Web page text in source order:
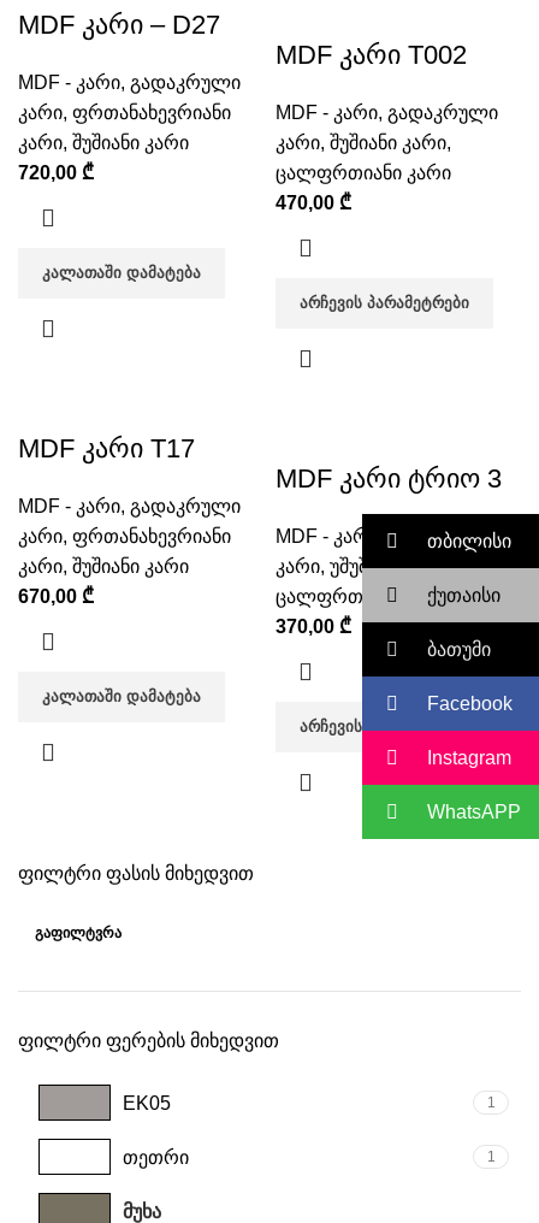
ფილტრი ფასის მიხედვით
ᲒᲐᲤᲘᲚᲢᲕᲠᲐ
ფილტრი ფერების მიხედვით
EK05 1
თეთრი 1
მუხა
MDF კარი – D27
MDF - კარი, გადაკრული
კარი, ფრთანახევრიანი
კარი, შუშიანი კარი
720,00 ₾
ᲙᲐᲚᲐᲗᲐᲨᲘ ᲓᲐᲛᲐᲢᲔᲑᲐ
MDF კარი T002
MDF - კარი, გადაკრული
კარი, შუშიანი კარი,
ცალფრთიანი კარი
470,00 ₾
ᲐᲠᲩᲔᲕᲘᲡ ᲞᲐᲠᲐᲛᲔᲢᲠᲔᲑᲘ
MDF კარი T17
MDF - კარი, გადაკრული
კარი, ფრთანახევრიანი
კარი, შუშიანი კარი
670,00 ₾
ᲙᲐᲚᲐᲗᲐᲨᲘ ᲓᲐᲛᲐᲢᲔᲑᲐ
MDF კარი ტრიო 3
MDF - კარი
გადაკრული
კარი, უშუშო კარი,
ცალფრთიანი კარი
370,00 ₾
ᲐᲠᲩᲔᲕᲘᲡ ᲞᲐᲠᲐᲛᲔᲢᲠᲔᲑᲘ
თბილისი
ქუთაისი
ბათუმი
Facebook
Instagram
WhatsAPP